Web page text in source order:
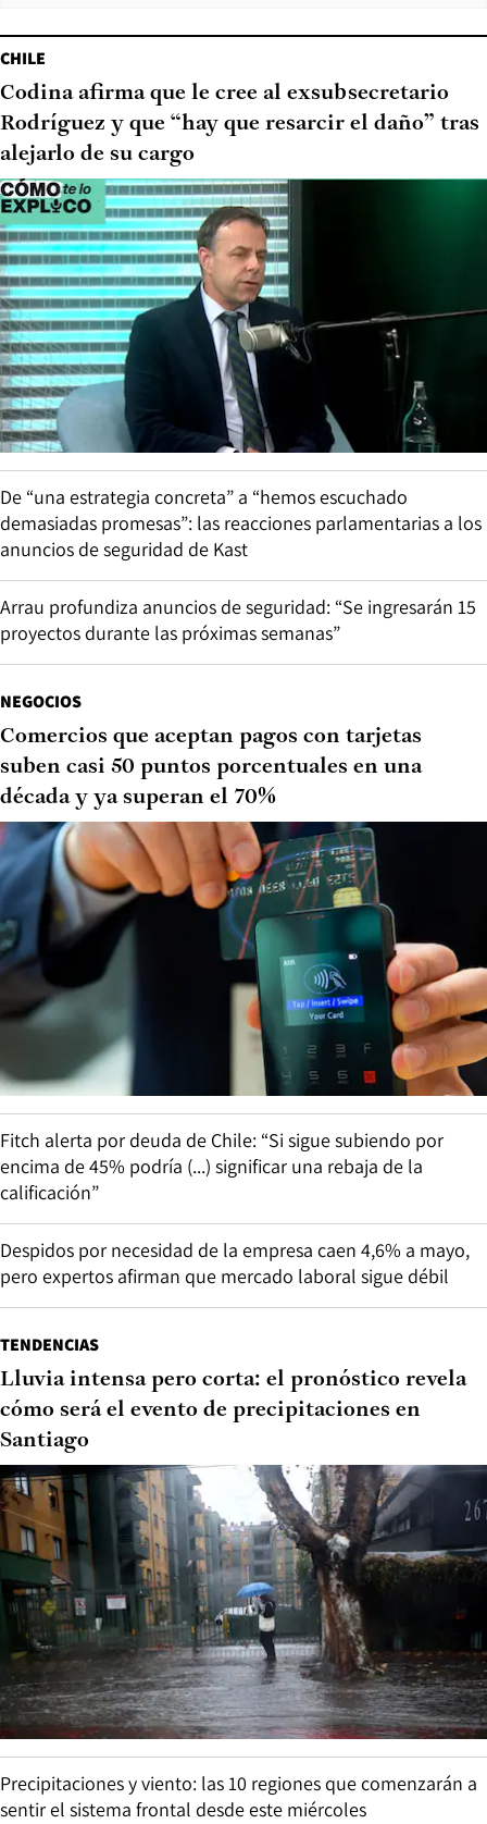
CHILE
Codina afirma que le cree al exsubsecretario
Rodríguez y que “hay que resarcir el daño” tras
alejarlo de su cargo
De “una estrategia concreta” a “hemos escuchado
demasiadas promesas”: las reacciones parlamentarias a los
anuncios de seguridad de Kast
Arrau profundiza anuncios de seguridad: “Se ingresarán 15
proyectos durante las próximas semanas”
NEGOCIOS
Comercios que aceptan pagos con tarjetas
suben casi 50 puntos porcentuales en una
década y ya superan el 70%
Fitch alerta por deuda de Chile: “Si sigue subiendo por
encima de 45% podría (...) significar una rebaja de la
calificación”
Despidos por necesidad de la empresa caen 4,6% a mayo,
pero expertos afirman que mercado laboral sigue débil
TENDENCIAS
Lluvia intensa pero corta: el pronóstico revela
cómo será el evento de precipitaciones en
Santiago
Precipitaciones y viento: las 10 regiones que comenzarán a
sentir el sistema frontal desde este miércoles